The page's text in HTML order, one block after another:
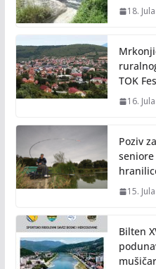
18.
TOK
16.
Poziv
15.
Bilten